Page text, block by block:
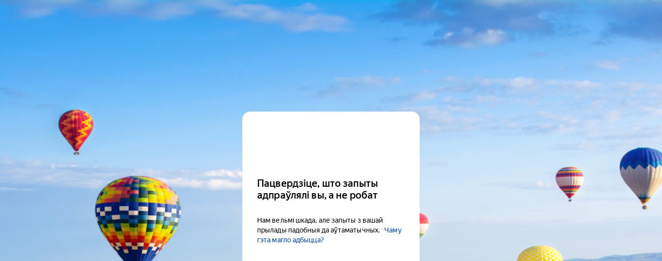
Пацвердзіце, што запыты
адпраўлялі вы, а не робат
Нам вельмі шкада, але запыты з вашай
прылады падобныя да аўтаматычных.
Чаму
гэта магло адбыцца?